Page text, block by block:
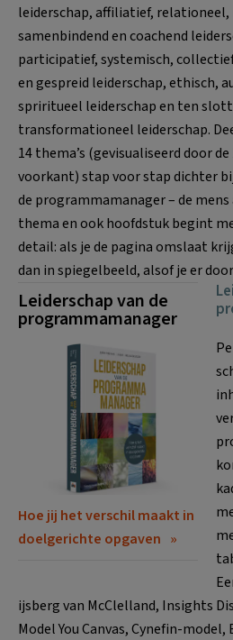
leiderschap, affiliatief,
samenbindend en coachend
participatief, systemisch,
en gespreid leiderschap, ethisch,
spriritueel leiderschap en ten
transformationeel leiderschap.
14 thema’s (gevisualiseerd door
voorkant) stap voor stap dichter
de programmamanager – de
thema en ook hoofdstuk begint
detail: als je de pagina omslaat
dan in spiegelbeeld, alsof je er
Leiderschap van de
programmamanager
Hoe jij het verschil maakt in
doelgerichte opgaven
ijsberg van McClelland, Insights
Model You Canvas, Cynefin-